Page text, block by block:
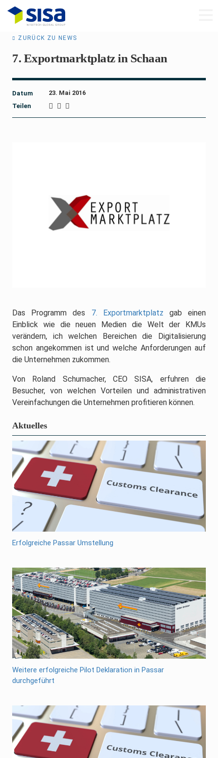
ZURÜCK ZU NEWS
7. Exportmarktplatz in Schaan
Datum
23. Mai 2016
Teilen
Das Programm des 7. Exportmarktplatz gab einen
Einblick wie die neuen Medien die Welt der KMUs
verändern, ich welchen Bereichen die Digitalisierung
schon angekommen ist und welche Anforderungen auf
die Unternehmen zukommen.
Von Roland Schumacher, CEO SISA, erfuhren die
Besucher, von welchen Vorteilen und administrativen
Vereinfachungen die Unternehmen profitieren können.
Aktuelles
Erfolgreiche Passar Umstellung
Weitere erfolgreiche Pilot Deklaration in Passar
durchgeführt